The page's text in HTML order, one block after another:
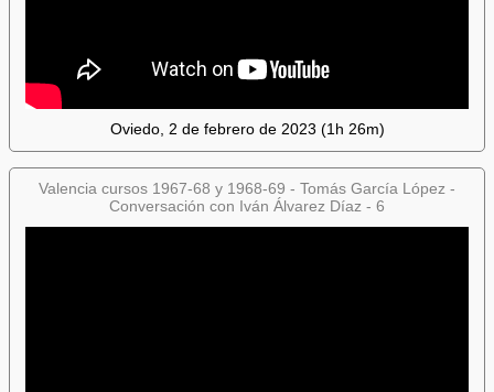
Oviedo, 2 de febrero de 2023 (1h 26m)
Valencia cursos 1967-68 y 1968-69 - Tomás García López -
Conversación con Iván Álvarez Díaz - 6